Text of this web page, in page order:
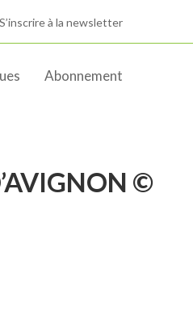
S’inscrire à la newsletter
Abonnement
©